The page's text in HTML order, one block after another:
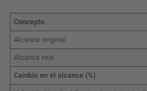
Concepto
Alcance original
Alcance real
Cambio en el alcance (%)